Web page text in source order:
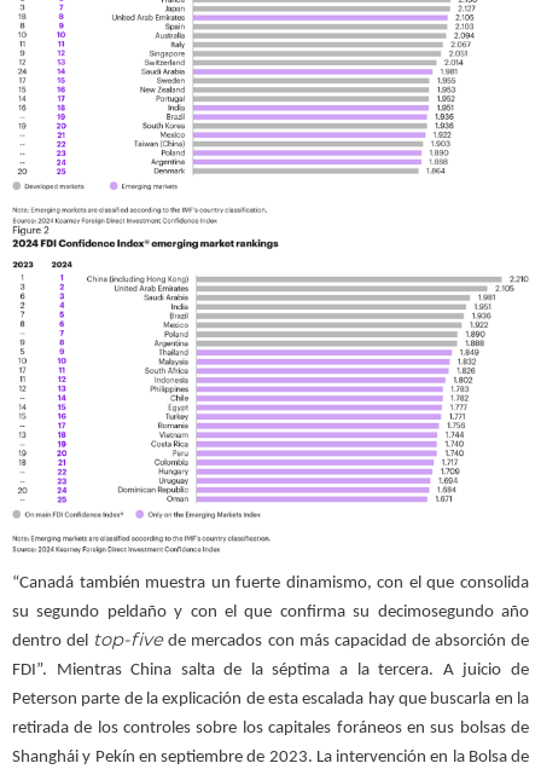
“Canadá también muestra un fuerte dinamismo, con el que consolida
su segundo peldaño y con el que confirma su decimosegundo año
dentro del top-fivede mercados con más capacidad de absorción de
FDI”. Mientras China salta de la séptima a la tercera. A juicio de
Peterson parte de la explicación de esta escalada hay que buscarla en la
retirada de los controles sobre los capitales foráneos en sus bolsas de
Shanghái y Pekín en septiembre de 2023. La intervención en la Bolsa de